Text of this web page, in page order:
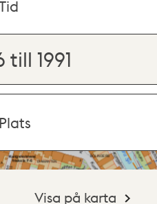
till 1991
Plats
Visa på karta